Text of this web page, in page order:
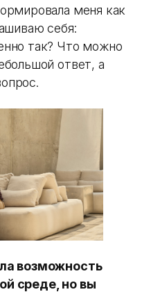
меня как
себя:
так? Что можно
ответ, а
возможность
среде, но вы